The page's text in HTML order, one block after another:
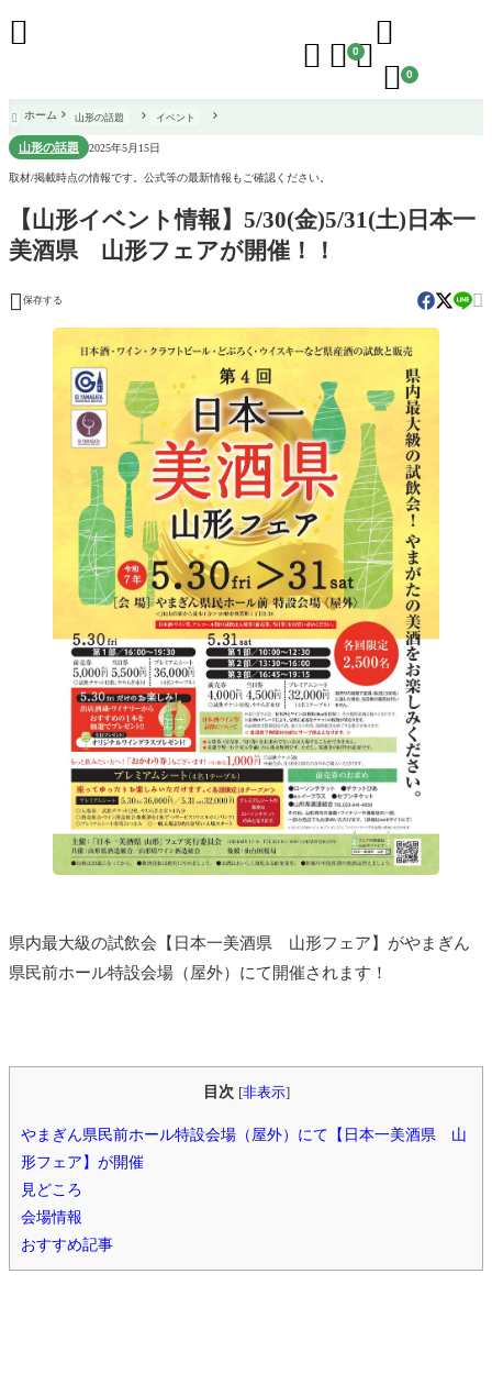
  0

 0

 ホーム 山形の話題 イベント
山形の話題 2025年5月15日
取材/掲載時点の情報です。公式等の最新情報もご確認ください。
【山形イベント情報】5/30(金)5/31(土)日本一
美酒県 山形フェアが開催！！
 保存する 
県内最大級の試飲会【日本一美酒県 山形フェア】がやまぎん
県民前ホール特設会場（屋外）にて開催されます！
目次 [非表示]
やまぎん県民前ホール特設会場（屋外）にて【日本一美酒県 山
形フェア】が開催
見どころ
会場情報
おすすめ記事